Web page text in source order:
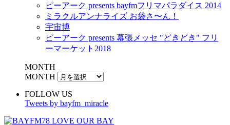
ピーアーク presents bayfmフリマパラダイス 2014
ミラクルアンナライズ お袋さ〜ん！
宇宙博
ピーアーク presents 幕張メッセ "どきどき" フリ
ーマーケット2018
MONTH
MONTH
FOLLOW US
Tweets by bayfm_miracle